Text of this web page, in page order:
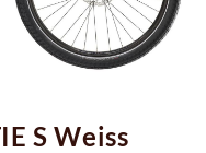
S Weiss